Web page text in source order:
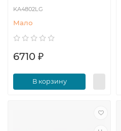
KA4802LG
Мало
6710 ₽
В корзину